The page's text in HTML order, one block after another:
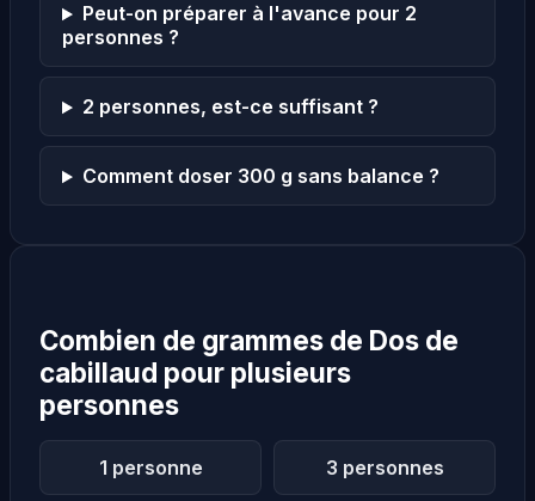
Peut-on préparer à l'avance pour 2
personnes ?
2 personnes, est-ce suffisant ?
Comment doser 300 g sans balance ?
Combien de grammes de Dos de
cabillaud pour plusieurs
personnes
1 personne 3 personnes